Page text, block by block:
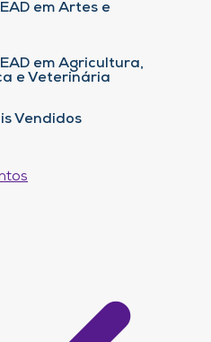
em Artes e
em Agricultura,
e Veterinária
Vendidos